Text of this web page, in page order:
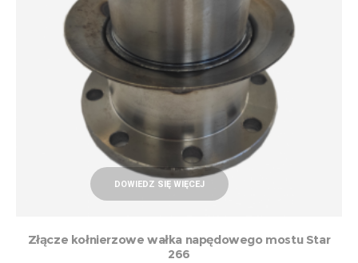
DOWIEDZ SIĘ WIĘCEJ
Złącze kołnierzowe wałka napędowego mostu Star
266